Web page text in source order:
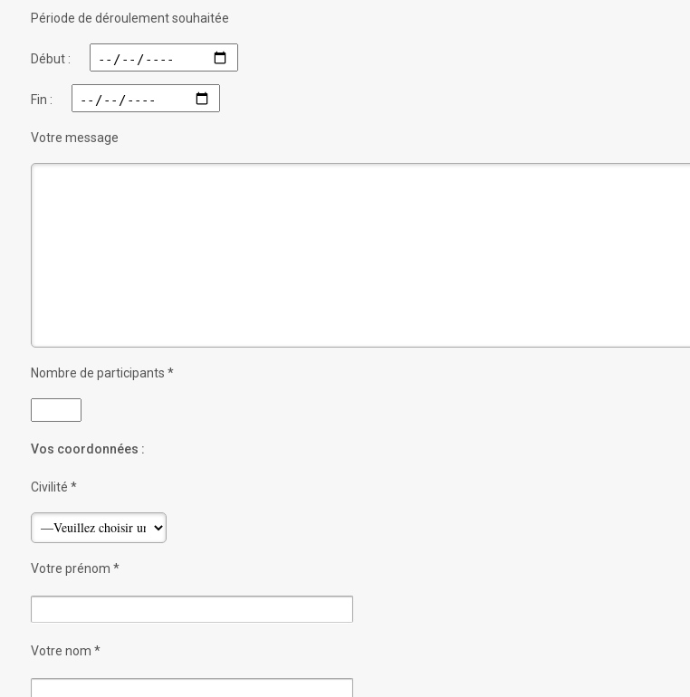
Période de déroulement souhaitée
Début :
Fin :
Votre message
Nombre de participants *
Vos coordonnées :
Civilité *
Votre prénom *
Votre nom *